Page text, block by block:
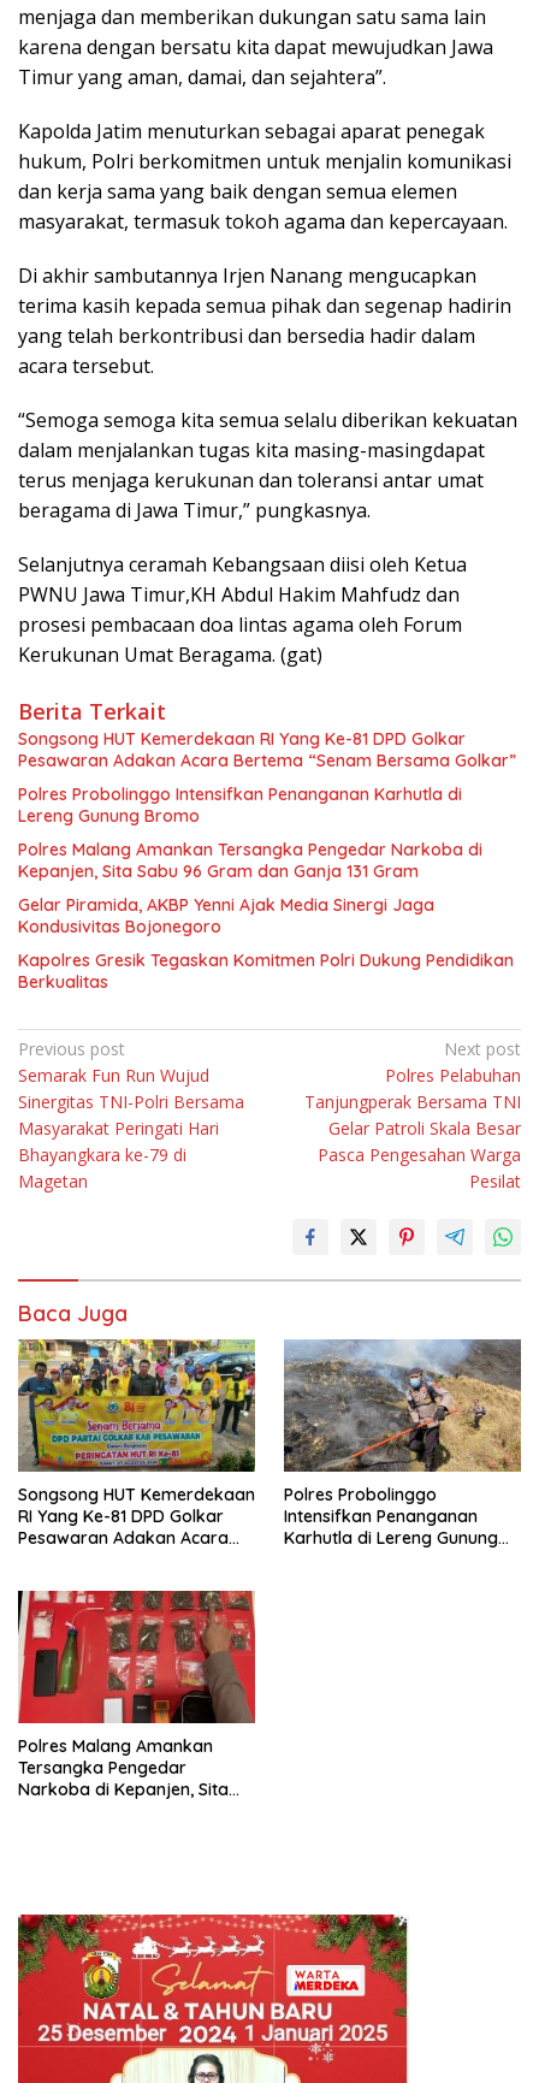
menjaga dan memberikan dukungan satu sama lain
karena dengan bersatu kita dapat mewujudkan Jawa
Timur yang aman, damai, dan sejahtera”.
Kapolda Jatim menuturkan sebagai aparat penegak
hukum, Polri berkomitmen untuk menjalin komunikasi
dan kerja sama yang baik dengan semua elemen
masyarakat, termasuk tokoh agama dan kepercayaan.
Di akhir sambutannya Irjen Nanang mengucapkan
terima kasih kepada semua pihak dan segenap hadirin
yang telah berkontribusi dan bersedia hadir dalam
acara tersebut.
“Semoga semoga kita semua selalu diberikan kekuatan
dalam menjalankan tugas kita masing-masingdapat
terus menjaga kerukunan dan toleransi antar umat
beragama di Jawa Timur,” pungkasnya.
Selanjutnya ceramah Kebangsaan diisi oleh Ketua
PWNU Jawa Timur,KH Abdul Hakim Mahfudz dan
prosesi pembacaan doa lintas agama oleh Forum
Kerukunan Umat Beragama. (gat)
Berita Terkait
Songsong HUT Kemerdekaan RI Yang Ke-81 DPD Golkar
Pesawaran Adakan Acara Bertema “Senam Bersama Golkar”
Polres Probolinggo Intensifkan Penanganan Karhutla di
Lereng Gunung Bromo
Polres Malang Amankan Tersangka Pengedar Narkoba di
Kepanjen, Sita Sabu 96 Gram dan Ganja 131 Gram
Gelar Piramida, AKBP Yenni Ajak Media Sinergi Jaga
Kondusivitas Bojonegoro
Kapolres Gresik Tegaskan Komitmen Polri Dukung Pendidikan
Berkualitas
Navigasi
pos
Previous post
Semarak Fun Run Wujud
Sinergitas TNI-Polri Bersama
Masyarakat Peringati Hari
Bhayangkara ke-79 di
Magetan
Next post
Polres Pelabuhan
Tanjungperak Bersama TNI
Gelar Patroli Skala Besar
Pasca Pengesahan Warga
Pesilat
Baca Juga
Songsong HUT Kemerdekaan
RI Yang Ke-81 DPD Golkar
Pesawaran Adakan Acara
Polres Probolinggo
Intensifkan Penanganan
Karhutla di Lereng Gunung
Polres Malang Amankan
Tersangka Pengedar
Narkoba di Kepanjen, Sita